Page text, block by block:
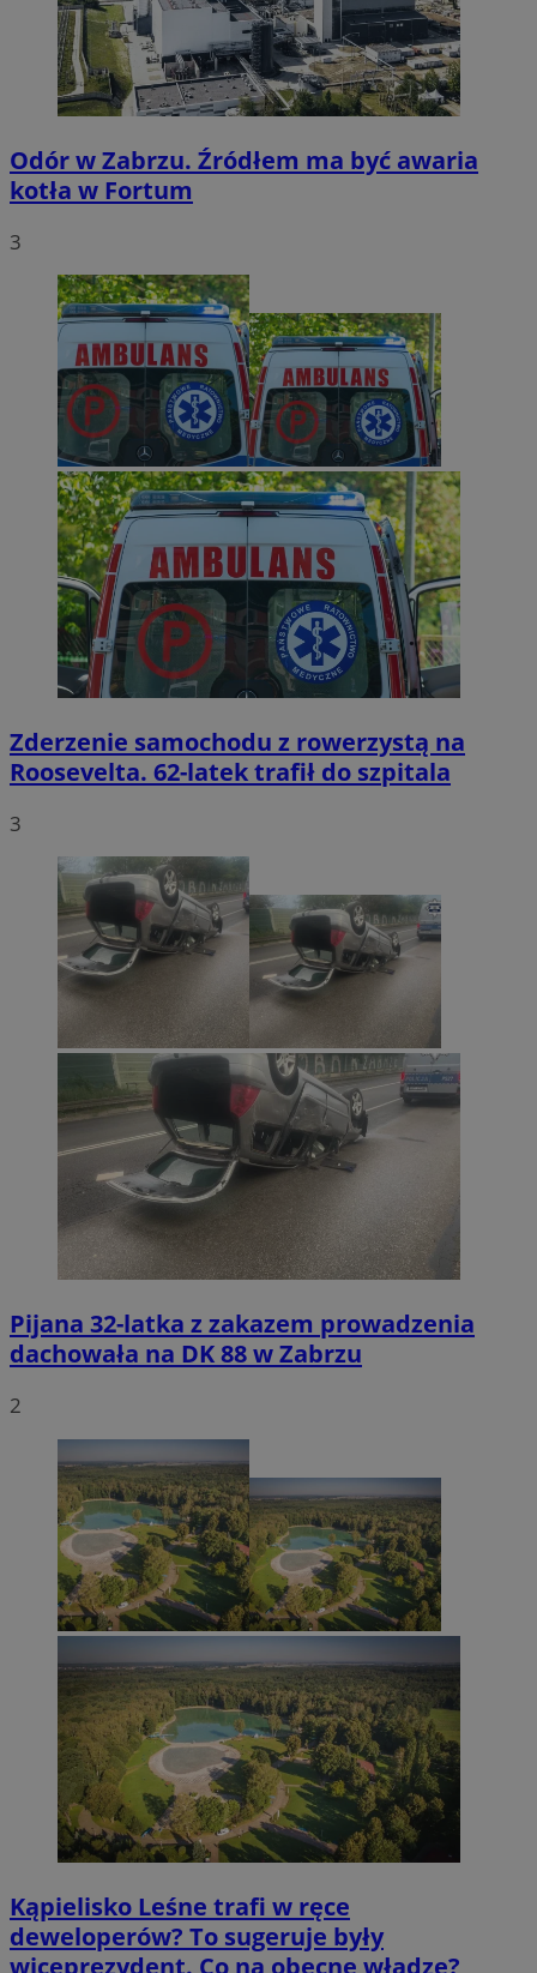
Odór w Zabrzu. Źródłem ma być awaria
kotła w Fortum
3
Zderzenie samochodu z rowerzystą na
Roosevelta. 62-latek trafił do szpitala
3
Pijana 32-latka z zakazem prowadzenia
dachowała na DK 88 w Zabrzu
2
Kąpielisko Leśne trafi w ręce
deweloperów? To sugeruje były
wiceprezydent. Co na obecne władze?